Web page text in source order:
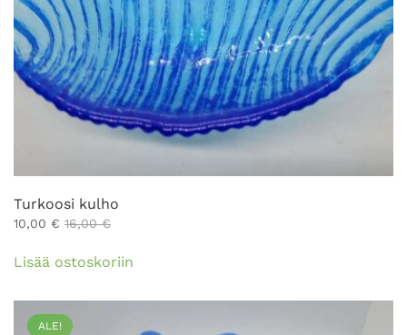
Turkoosi kulho
10,00 € 16,00€
Lisää ostoskoriin
ALE!